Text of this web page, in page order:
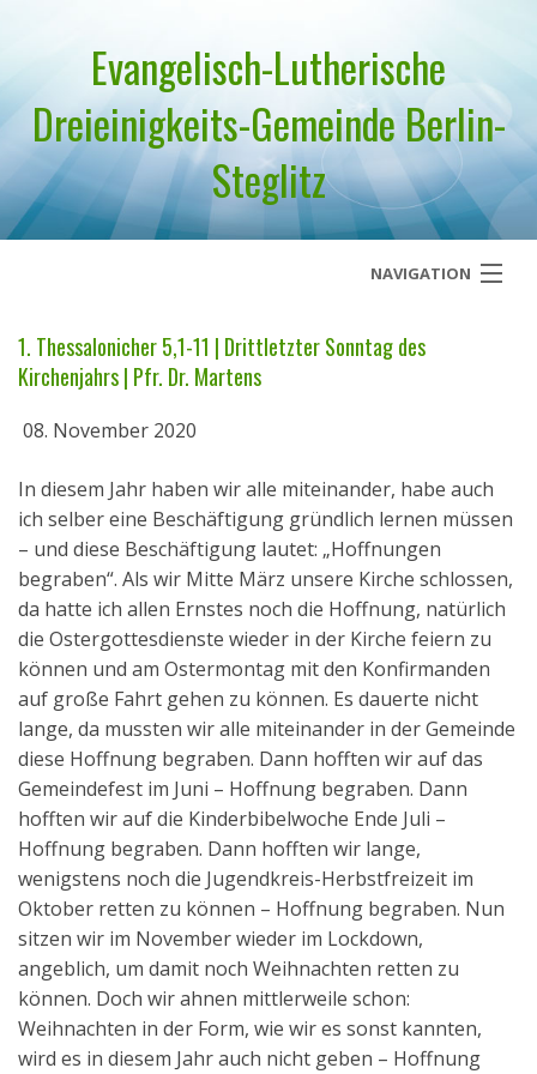
Evangelisch-Lutherische
Dreieinigkeits-Gemeinde Berlin-
Steglitz
NAVIGATION
Über uns
Geistliches Wort
Termine
Aktuelles
Kontakt
English
1. Thessalonicher 5,1-11 | Drittletzter Sonntag des
Kirchenjahrs | Pfr. Dr. Martens
08. November 2020
In diesem Jahr haben wir alle miteinander, habe auch
ich selber eine Beschäftigung gründlich lernen müssen
– und diese Beschäftigung lautet: „Hoffnungen
begraben“. Als wir Mitte März unsere Kirche schlossen,
da hatte ich allen Ernstes noch die Hoffnung, natürlich
die Ostergottesdienste wieder in der Kirche feiern zu
können und am Ostermontag mit den Konfirmanden
auf große Fahrt gehen zu können. Es dauerte nicht
lange, da mussten wir alle miteinander in der Gemeinde
diese Hoffnung begraben. Dann hofften wir auf das
Gemeindefest im Juni – Hoffnung begraben. Dann
hofften wir auf die Kinderbibelwoche Ende Juli –
Hoffnung begraben. Dann hofften wir lange,
wenigstens noch die Jugendkreis-Herbstfreizeit im
Oktober retten zu können – Hoffnung begraben. Nun
sitzen wir im November wieder im Lockdown,
angeblich, um damit noch Weihnachten retten zu
können. Doch wir ahnen mittlerweile schon:
Weihnachten in der Form, wie wir es sonst kannten,
wird es in diesem Jahr auch nicht geben – Hoffnung